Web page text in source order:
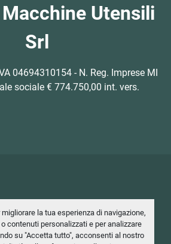
la tua esperienza di navigazione,
contenuti personalizzati e per analizzare
su "Accetta tutto", acconsenti al nostro
Utensili
Srl
04694310154 - N. Reg. Imprese MI
sociale € 774.750,00 int. vers.